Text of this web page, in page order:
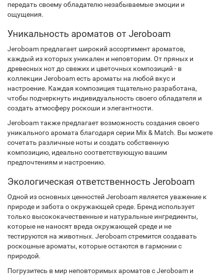
передать своему обладателю незабываемые эмоции и
ощущения.
Уникальность ароматов от Jeroboam
Jeroboam предлагает широкий ассортимент ароматов,
каждый из которых уникален и неповторим. От пряных и
древесных нот до свежих и цветочных композиций - в
коллекции Jeroboam есть ароматы на любой вкус и
настроение. Каждая композиция тщательно разработана,
чтобы подчеркнуть индивидуальность своего обладателя и
создать атмосферу роскоши и элегантности.
Jeroboam также предлагает возможность создания своего
уникального аромата благодаря серии Mix & Match. Вы можете
сочетать различные ноты и создать собственную
композицию, идеально соответствующую вашим
предпочтениям и настроению.
Экологическая ответственность Jeroboam
Одной из основных ценностей Jeroboam является уважение к
природе и забота о окружающей среде. Бренд использует
только высококачественные и натуральные ингредиенты,
которые не наносят вреда окружающей среде и не
тестируются на животных. Jeroboam стремится создавать
роскошные ароматы, которые остаются в гармонии с
природой.
Погрузитесь в мир неповторимых ароматов с Jeroboam и